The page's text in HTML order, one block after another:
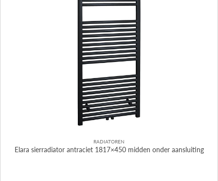
RADIATOREN
Elara sierradiator antraciet 1817×450 midden onder aansluiting